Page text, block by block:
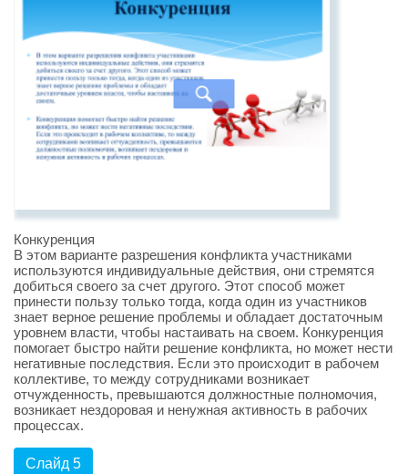
Конкуренция
В этом варианте разрешения конфликта участниками
используются индивидуальные действия, они стремятся
добиться своего за счет другого. Этот способ может
принести пользу только тогда, когда один из участников
знает верное решение проблемы и обладает достаточным
уровнем власти, чтобы настаивать на своем. Конкуренция
помогает быстро найти решение конфликта, но может нести
негативные последствия. Если это происходит в рабочем
коллективе, то между сотрудниками возникает
отчужденность, превышаются должностные полномочия,
возникает нездоровая и ненужная активность в рабочих
процессах.
Слайд 5